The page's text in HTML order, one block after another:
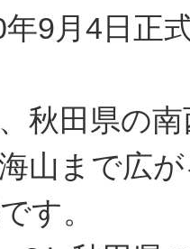
9月4日正
秋田県の
山まで広
す。